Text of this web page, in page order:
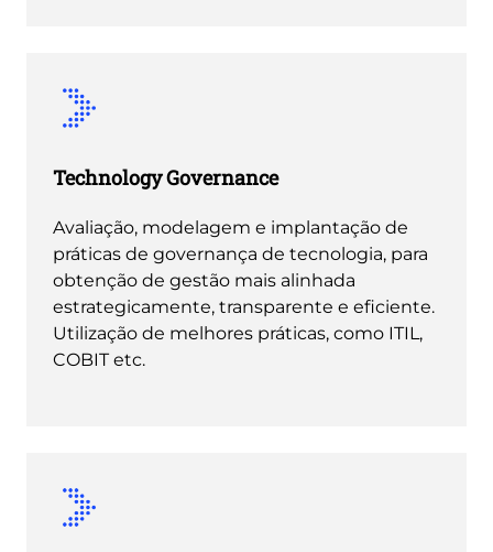
Technology Governance
Avaliação, modelagem e implantação de
práticas de governança de tecnologia, para
obtenção de gestão mais alinhada
estrategicamente, transparente e eficiente.
Utilização de melhores práticas, como ITIL,
COBIT etc.